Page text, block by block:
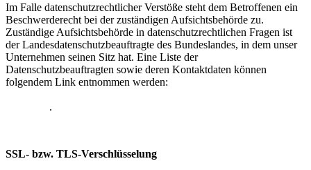
Im Falle datenschutzrechtlicher Verstöße steht dem Betroffenen ein
Beschwerderecht bei der zuständigen Aufsichtsbehörde zu.
Zuständige Aufsichtsbehörde in datenschutzrechtlichen Fragen ist
der Landesdatenschutzbeauftragte des Bundeslandes, in dem unser
Unternehmen seinen Sitz hat. Eine Liste der
Datenschutzbeauftragten sowie deren Kontaktdaten können
folgendem Link entnommen werden:
.
SSL- bzw. TLS-Verschlüsselung